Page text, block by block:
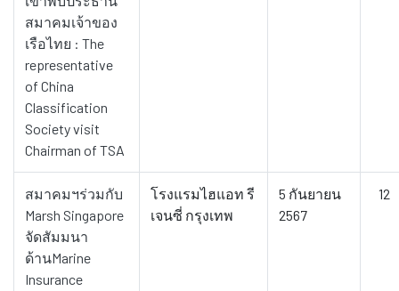
สมาคมเจ้าของ
เรือไทย : The
representative
of China
Classification
Society visit
Chairman of TSA
สมาคมฯร่วมกับ
Marsh Singapore
จัดสัมมนา
ด้านMarine
Insurance
โรงแรมไฮแอท รี
เจนซี่ กรุงเทพ
5 กันยายน
2567
12